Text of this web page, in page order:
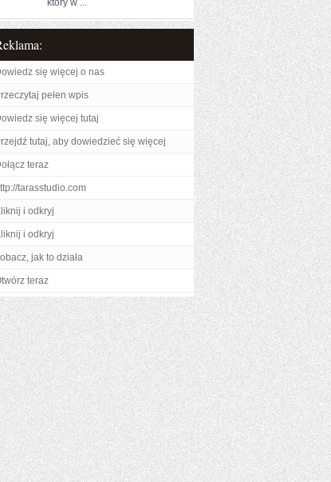
który w ...
się więcej o nas
pełen wpis
się więcej tutaj
tutaj, aby dowiedzieć się więcej
teraz
tarasstudio.com
i odkryj
i odkryj
jak to działa
teraz